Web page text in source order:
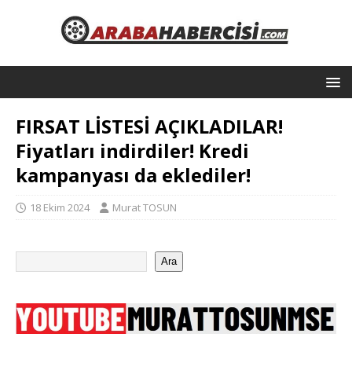
FIRSAT LİSTESİ AÇIKLADILAR!
Fiyatları indirdiler! Kredi
kampanyası da eklediler!
18 Ekim 2024 Murat TOSUN
Ara